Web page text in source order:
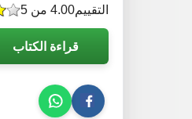
التقييم4.00 من 5
قراءة الكتاب